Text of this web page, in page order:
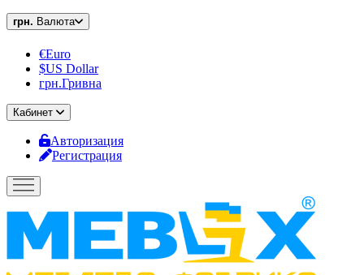
грн. Валюта
€Euro
$US Dollar
грн.Гривна
Кабинет
Авторизация
Регистрация